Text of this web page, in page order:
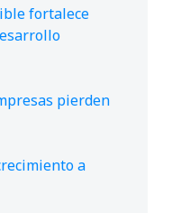
fortalece
pierden
a